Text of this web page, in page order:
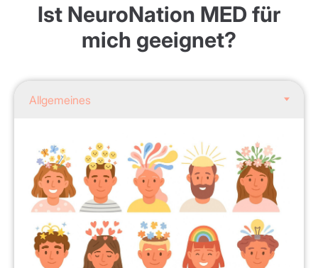
Ist NeuroNation MED für
mich geeignet?